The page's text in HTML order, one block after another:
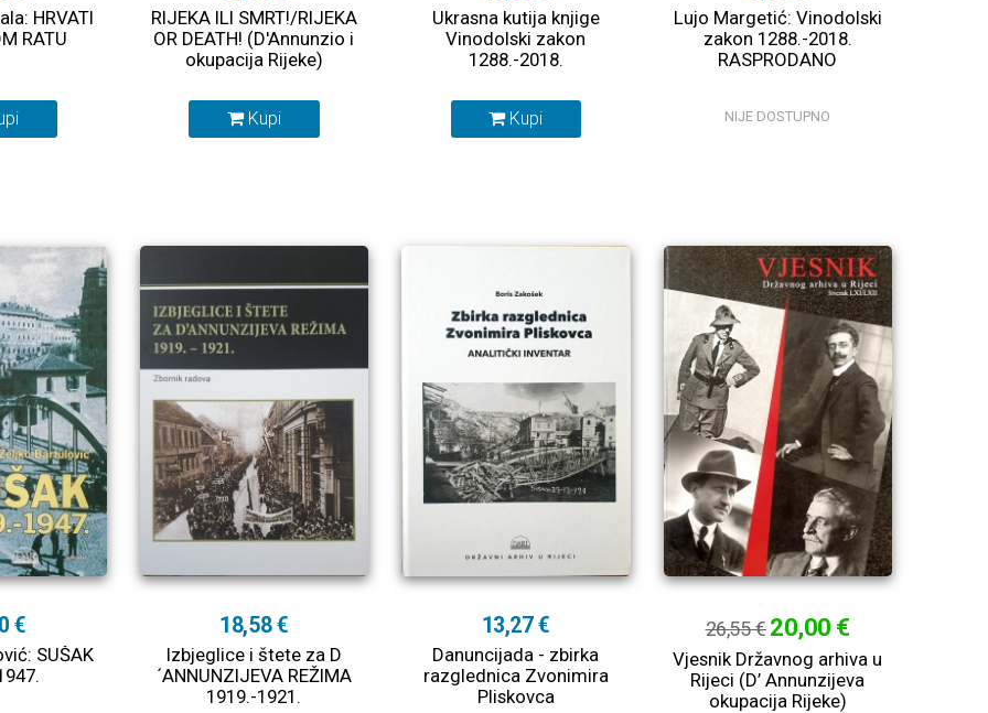
HRVATI
RATU
RIJEKA ILI SMRT!/RIJEKA
OR DEATH! (D'Annunzio i
okupacija Rijeke)
Kupi
Ukrasna kutija knjige
Vinodolski zakon
1288.-2018.
Kupi
Lujo Margetić: Vinodolski
zakon 1288.-2018.
RASPRODANO
NIJE DOSTUPNO
€
SUŠAK
18,58 €
Izbjeglice i štete za D
´ANNUNZIJEVA REŽIMA
1919.-1921.
13,27 €
Danuncijada - zbirka
razglednica Zvonimira
Pliskovca
26,55 €20,00 €
Vjesnik Državnog arhiva u
Rijeci (D’ Annunzijeva
okupacija Rijeke)